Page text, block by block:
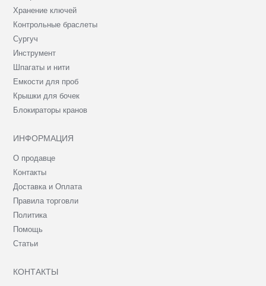
Хранение ключей
Контрольные браслеты
Сургуч
Инструмент
Шпагаты и нити
Емкости для проб
Крышки для бочек
Блокираторы кранов
ИНФОРМАЦИЯ
О продавце
Контакты
Доставка и Оплата
Правила торговли
Политика
Помощь
Статьи
КОНТАКТЫ